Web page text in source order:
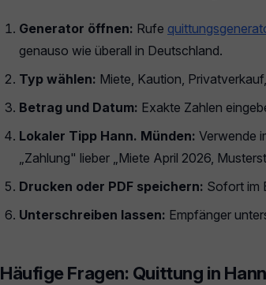
Generator öffnen: Rufe
genauso wie überall in Deutschland.
Typ wählen: Miete, Kaution,
Betrag und Datum: Exakte Zahlen
Lokaler Tipp Hann. Münden: Verwende
„Zahlung" lieber „Miete April 2026,
Drucken oder PDF speichern: Sofort im
Unterschreiben lassen: Empfänger
Häufige Fragen: Quittung in